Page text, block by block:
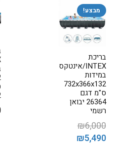
מבצע!
בריכת
INTEX/אינטקס
במידות
732x366x132
ס"מ דגם
26364 יבואן
רשמי
₪6,000
המחיר₪5,490